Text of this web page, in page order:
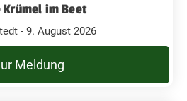
Krümel im Beet
- 9. August 2026
Meldung